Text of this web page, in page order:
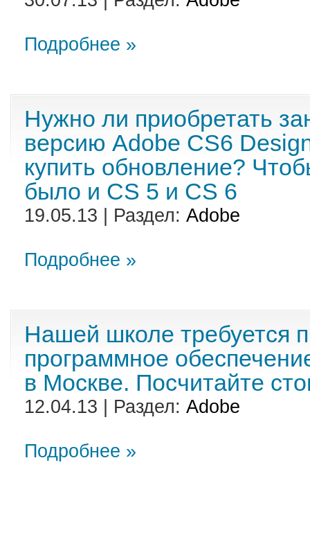
Подробнее »
Нужно ли приобретать
версию Adobe CS6
купить обновление?
было и CS 5 и CS 6
19.05.13 | Раздел: Adobe
Подробнее »
Нашей школе требуется
программное
в Москве. Посчитайте
12.04.13 | Раздел: Adobe
Подробнее »